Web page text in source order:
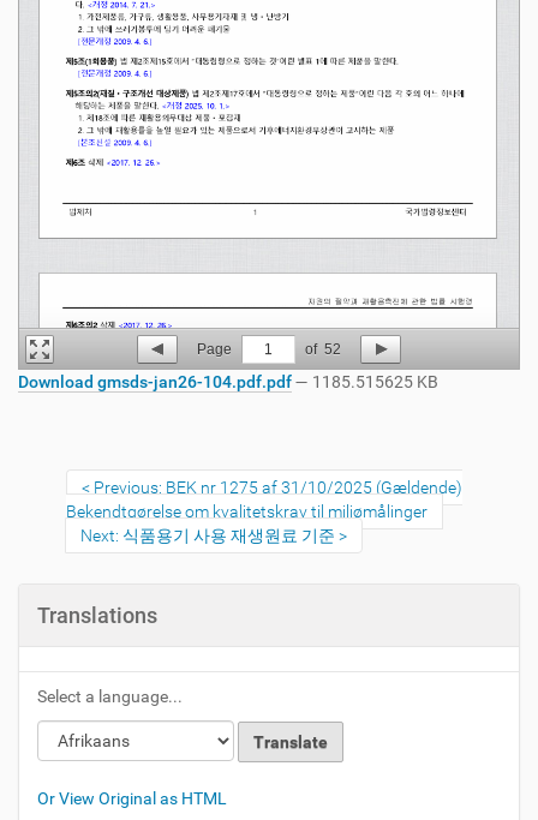
Page 1 of 52
Download gmsds-jan26-104.pdf.pdf— 1185.515625 KB
Previous: BEK nr 1275 af 31/10/2025 (Gældende)
Bekendtgørelse om kvalitetskrav til miljømålinger
Next: 식품용기 사용 재생원료 기준
Translations
Select a language...
Or View Original as HTML